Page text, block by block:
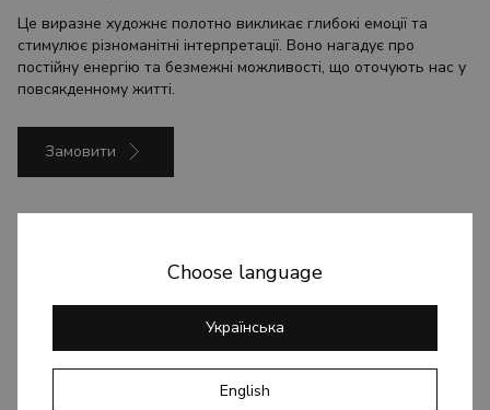
Це виразне художнє полотно викликає глибокі емоції та
стимулює різноманітні інтерпретації. Воно нагадує про
постійну енергію та безмежні можливості, що оточують нас у
повсякденному житті.
Замовити
Вам також може сподобатись
Choose language
Українська
English